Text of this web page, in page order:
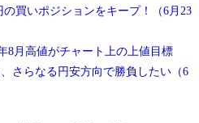
買いポジションをキープ！（6月23
8月高値がチャート上の上値目標
さらなる円安方向で勝負したい（6